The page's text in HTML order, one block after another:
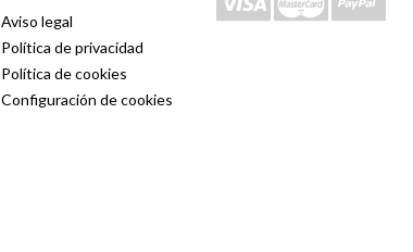
Aviso legal
Política de privacidad
Política de cookies
Configuración de cookies